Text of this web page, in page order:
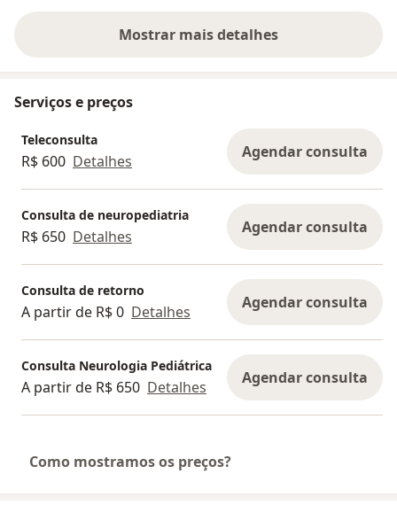
Mostrar mais detalhes
sobre a experiência
Serviços e preços
Teleconsulta
R$ 600 Detalhes Agendar consulta
Consulta de neuropediatria
R$ 650 Detalhes Agendar consulta
Consulta de retorno
A partir de R$ 0 Detalhes Agendar consulta
Consulta Neurologia Pediátrica
A partir de R$ 650 Detalhes Agendar consulta
Como mostramos os preços?